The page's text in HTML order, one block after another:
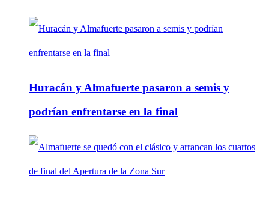
Huracán y Almafuerte pasaron a semis y
podrían enfrentarse en la final